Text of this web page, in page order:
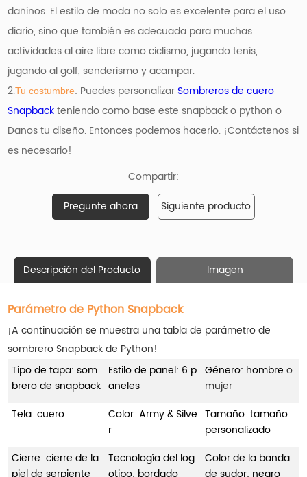
dañinos. El estilo de moda no solo es excelente para el uso
diario, sino que también es adecuada para muchas
actividades al aire libre como ciclismo, jugando tenis,
jugando al golf, senderismo y acampar.
2.Tu costumbre: Puedes personalizarSombreros de cuero
Snapbackteniendo como base este snapback o python o
Danos tu diseño. Entonces podemos hacerlo. ¡Contáctenos si
es necesario!
Compartir:
Pregunte ahora
Siguiente producto
Descripción del Producto Imagen
Parámetro de Python Snapback
¡A continuación se muestra una tabla de parámetro de
sombrero Snapback de Python!
Tipo de tapa: som
brero de snapback
Estilo de panel: 6 p
aneles
Género: hombre o
mujer
Tela: cuero
Color: Army & Silve
r
Tamaño: tamaño
personalizado
Cierre: cierre de la
piel de serpiente
Tecnología del log
otipo: bordado
Color de la banda
de sudor: negro